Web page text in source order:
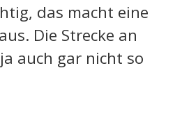
das macht eine
Die Strecke an
auch gar nicht so